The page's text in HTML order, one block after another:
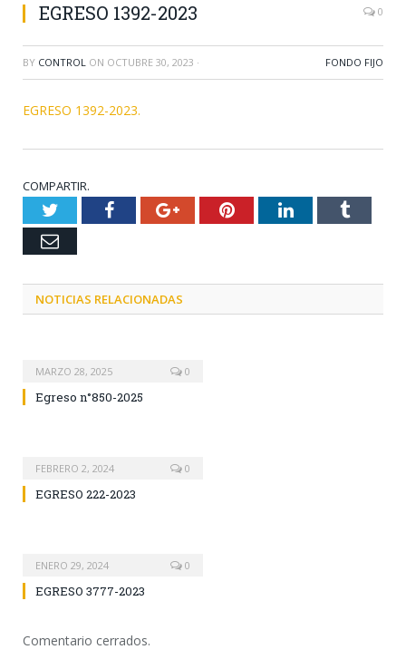
EGRESO 1392-2023 0
BY CONTROL ON OCTUBRE 30, 2023 · FONDO FIJO
EGRESO 1392-2023.
COMPARTIR.
TwitterFacebookGoogle+PinterestLinkedInTumblr
Email
NOTICIAS RELACIONADAS
MARZO 28, 2025 0
Egreso n°850-2025
FEBRERO 2, 2024 0
EGRESO 222-2023
ENERO 29, 2024 0
EGRESO 3777-2023
Comentario cerrados.